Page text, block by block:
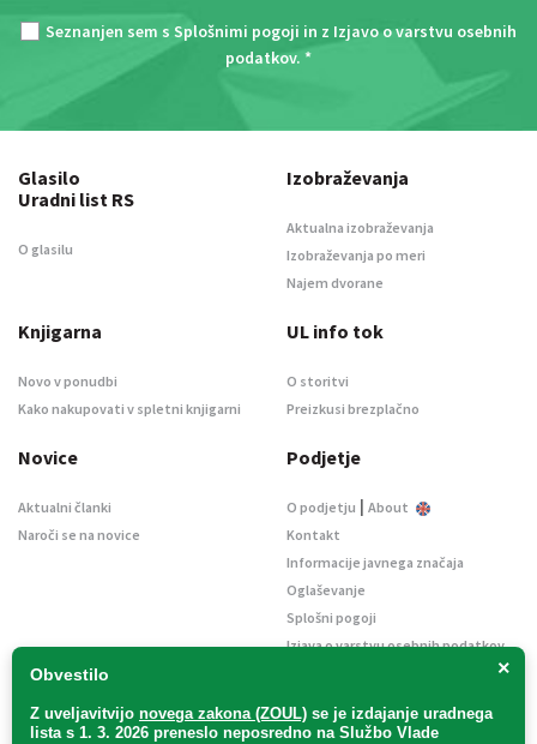
Seznanjen sem s Splošnimi pogoji in z Izjavo o varstvu osebnih
podatkov. *
×
Obvestilo
Z uveljavitvijo novega zakona (ZOUL) se je izdajanje uradnega
lista s 1. 3. 2026 preneslo neposredno na Službo Vlade
Glasilo
Uradni list RS
O glasilu
Izobraževanja
Aktualna izobraževanja
Izobraževanja po meri
Najem dvorane
Knjigarna
Novo v ponudbi
Kako nakupovati v spletni knjigarni
UL info tok
O storitvi
Preizkusi brezplačno
Novice
Aktualni članki
Naroči se na novice
Podjetje
O podjetju | About
Kontakt
Informacije javnega značaja
Oglaševanje
Splošni pogoji
Izjava o varstvu osebnih podatkov